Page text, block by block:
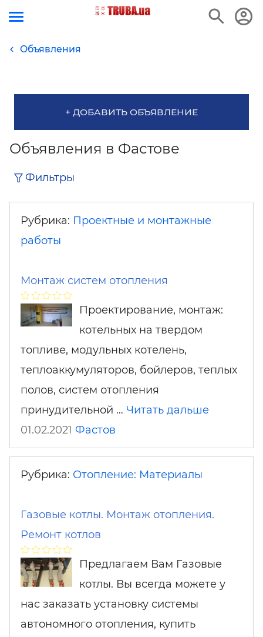
Объявления
+ ДОБАВИТЬ ОБЪЯВЛЕНИЕ
Объявления в Фастове
Фильтры
Рубрика: Проектные и монтажные
работы
Монтаж систем отопления
Проектирование, монтаж:
котельных на твердом
топливе, модульных котелень,
теплоаккумуляторов, бойлеров, теплых
полов, систем отопления
принудительной … Читать дальше
01.02.2021 Фастов
Рубрика: Отопление: Материалы
Газовые котлы. Монтаж отопления.
Ремонт котлов
Предлагаем Вам Газовые
котлы. Вы всегда можете у
нас заказать установку системы
автономного отопления, купить